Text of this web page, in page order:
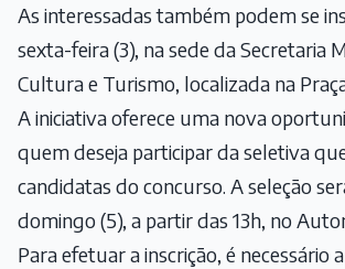
As interessadas também podem se
sexta-feira (3), na sede da Secretaria
Cultura e Turismo, localizada na
A iniciativa oferece uma nova
quem deseja participar da seletiva
candidatas do concurso. A seleção
domingo (5), a partir das 13h, no
Para efetuar a inscrição, é necessário